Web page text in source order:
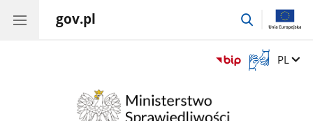
gov.pl
przejdź
Otwórz
okno
Zmień
PL